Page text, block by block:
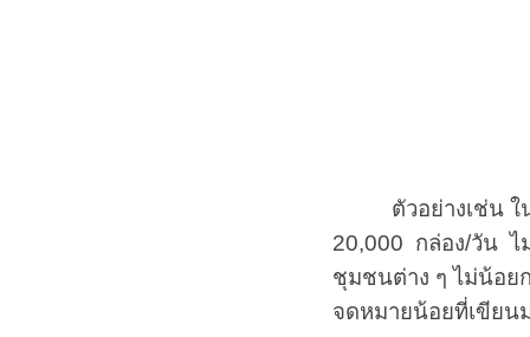
ตัวอย่างเช่น ในวั
20,000 กล่อง/วัน ไ
ชุมชนต่าง ๆ ไม่น้อย
จดหมายน้อยที่เขียน